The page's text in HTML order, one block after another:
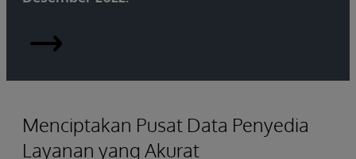
Provider-
Data-
Management-
Menciptakan Pusat Data Penyedia
Layanan yang Akurat